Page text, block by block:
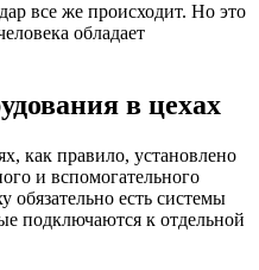
все же происходит. Но это
обладает
в цехах
как правило, установлено
и вспомогательного
обязательно есть системы
подключаются к отдельной